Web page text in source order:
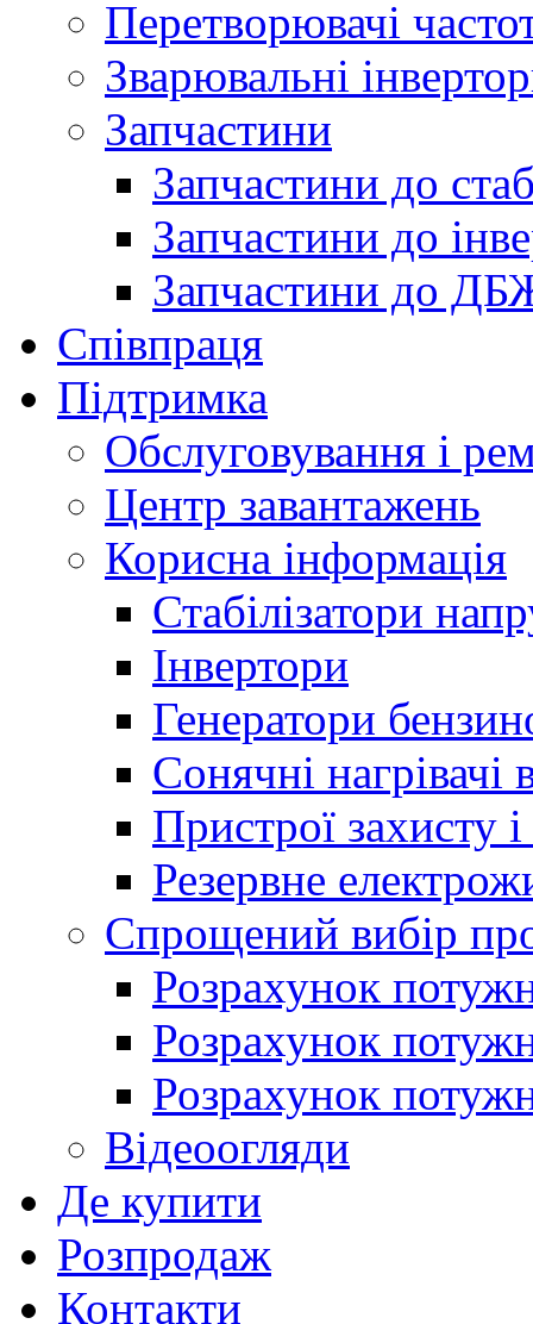
Перетворювачі
Зварювальні
Запчастини
Запчастини до
Запчастини до
Запчастини до
Співпраця
Підтримка
Обслуговування і
Центр завантажень
Корисна інформація
Стабілізатори
Інвертори
Генератори
Сонячні нагрівачі
Пристрої захисту і
Резервне
Спрощений вибір
Розрахунок
Розрахунок
Розрахунок
Відеоогляди
Де купити
Розпродаж
Контакти